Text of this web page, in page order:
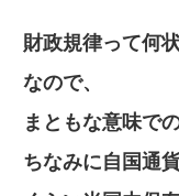
財政規律って何
なので、
まともな意味で
ちなみに自国通